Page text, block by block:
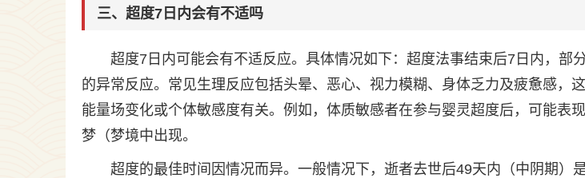
三、超度7日内会有不适吗
超度7日内可能会有不适反应。具体情况如下：超度法事结束后7日内，部
的异常反应。常见生理反应包括头晕、恶心、视力模糊、身体乏力及疲惫感，
能量场变化或个体敏感度有关。例如，体质敏感者在参与婴灵超度后，可能表
梦（梦境中出现。
超度的最佳时间因情况而异。一般情况下，逝者去世后49天内（中阴期）